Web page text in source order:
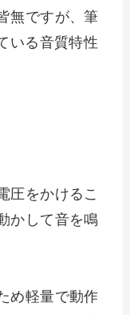
無ですが、筆
いる音質特性
圧をかけるこ
かして音を鳴
め軽量で動作